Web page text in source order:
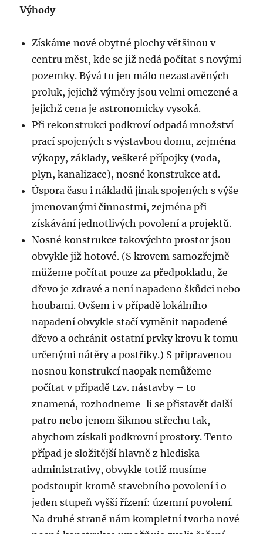
Výhody
Získáme nové obytné plochy většinou v
centru měst, kde se již nedá počítat s novými
pozemky. Bývá tu jen málo nezastavěných
proluk, jejichž výměry jsou velmi omezené a
jejichž cena je astronomicky vysoká.
Při rekonstrukci podkroví odpadá množství
prací spojených s výstavbou domu, zejména
výkopy, základy, veškeré přípojky (voda,
plyn, kanalizace), nosné konstrukce atd.
Úspora času i nákladů jinak spojených s výše
jmenovanými činnostmi, zejména při
získávání jednotlivých povolení a projektů.
Nosné konstrukce takovýchto prostor jsou
obvykle již hotové. (S krovem samozřejmě
můžeme počítat pouze za předpokladu, že
dřevo je zdravé a není napadeno škůdci nebo
houbami. Ovšem i v případě lokálního
napadení obvykle stačí vyměnit napadené
dřevo a ochránit ostatní prvky krovu k tomu
určenými nátěry a postřiky.) S připravenou
nosnou konstrukcí naopak nemůžeme
počítat v případě tzv. nástavby – to
znamená, rozhodneme-li se přistavět další
patro nebo jenom šikmou střechu tak,
abychom získali podkrovní prostory. Tento
případ je složitější hlavně z hlediska
administrativy, obvykle totiž musíme
podstoupit kromě stavebního povolení i o
jeden stupeň vyšší řízení: územní povolení.
Na druhé straně nám kompletní tvorba nové